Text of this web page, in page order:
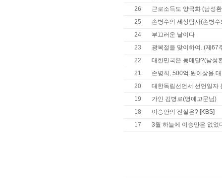
26
근로소득도 양극화 (남성
25
손병수의 세상탐사(손병
24
부끄러운 날이다
23
광복절을 맞이하여..(제67
22
대한민국은 동메달?(남성
21
손병희, 500억 원이상을
20
대한독립선언서 선언일자
19
가인 김병로(명예고문님)
18
이승만의 진실은? [KBS]
17
3월 하늘에 이승만은 없었